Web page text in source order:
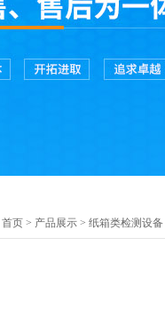
首页 > 产品展示 > 纸箱类检测设备